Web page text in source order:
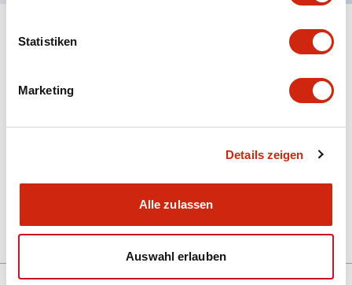
Statistiken
Marketing
Details zeigen
Alle zulassen
Auswahl erlauben
Dokumente und Dateien
Genehmigungen & Standards
04/09/2025.PDF1.23MB